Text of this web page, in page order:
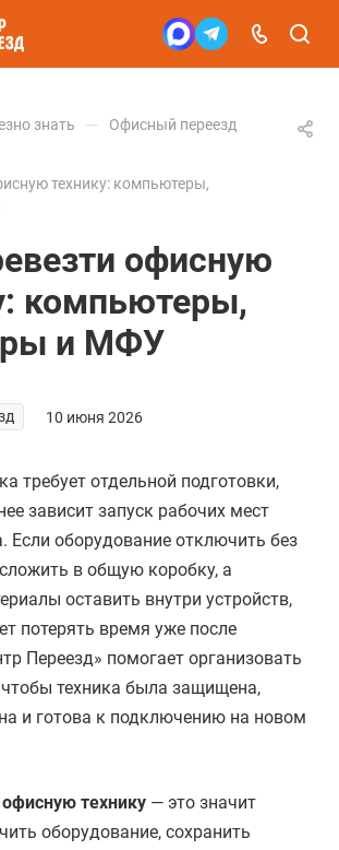
знать — Офисный переезд
технику: компьютеры,
офисную
компьютеры,
и МФУ
10 июня 2026
требует отдельной подготовки,
зависит запуск рабочих мест
Если оборудование отключить без
в общую коробку, а
оставить внутри устройств,
потерять время уже после
Переезд» помогает организовать
чтобы техника была защищена,
и готова к подключению на новом
технику — это значит
оборудование, сохранить